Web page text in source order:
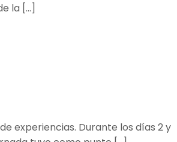
la […]
experiencias. Durante los días 2 y